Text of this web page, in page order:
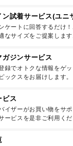
ン試着サービス(ユニ
ケートに回答するだけ
なサイズをご提案します
ガジンサービス
録でオトクな情報をゲ
ックスをお届けします。
ビス
イザーがお買い物をサポ
ービスを是非ご利用くだ